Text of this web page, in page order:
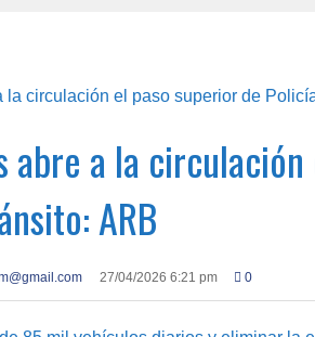
abre a la
ARB
27/04/2026 6:21 pm 0